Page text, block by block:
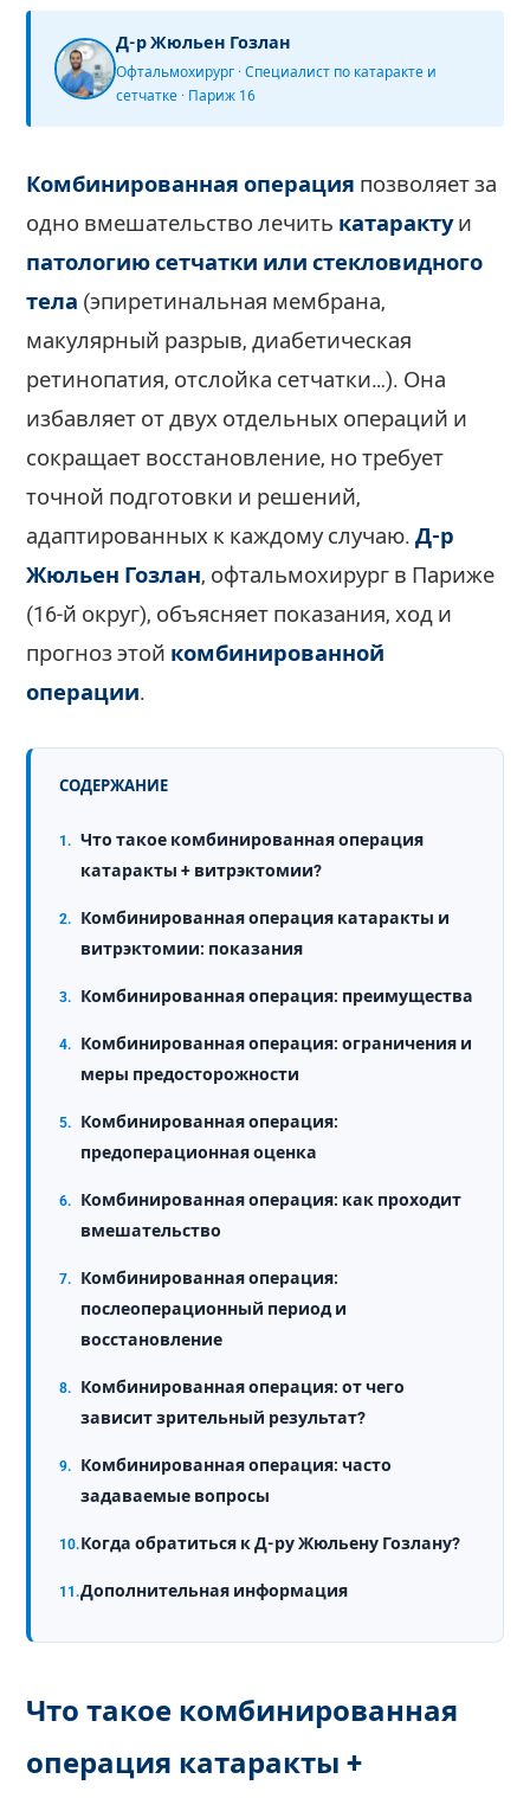
Д-р Жюльен Гозлан
Офтальмохирург · Специалист по катаракте и
сетчатке · Париж 16
Комбинированная операция позволяет за
одно вмешательство лечить катарактуи
патологию сетчатки или стекловидного
тела (эпиретинальная мембрана,
макулярный разрыв, диабетическая
ретинопатия, отслойка сетчатки…). Она
избавляет от двух отдельных операций и
сокращает восстановление, но требует
точной подготовки и решений,
адаптированных к каждому случаю.Д-р
Жюльен Гозлан, офтальмохирург в Париже
(16-й округ), объясняет показания, ход и
прогноз этой комбинированной
операции.
СОДЕРЖАНИЕ
Что такое комбинированная операция
катаракты + витрэктомии?
Комбинированная операция катаракты и
витрэктомии: показания
Комбинированная операция: преимущества
Комбинированная операция: ограничения и
меры предосторожности
Комбинированная операция:
предоперационная оценка
Комбинированная операция: как проходит
вмешательство
Комбинированная операция:
послеоперационный период и
восстановление
Комбинированная операция: от чего
зависит зрительный результат?
Комбинированная операция: часто
задаваемые вопросы
Когда обратиться к Д-ру Жюльену Гозлану?
Дополнительная информация
Что такое комбинированная
операция катаракты +